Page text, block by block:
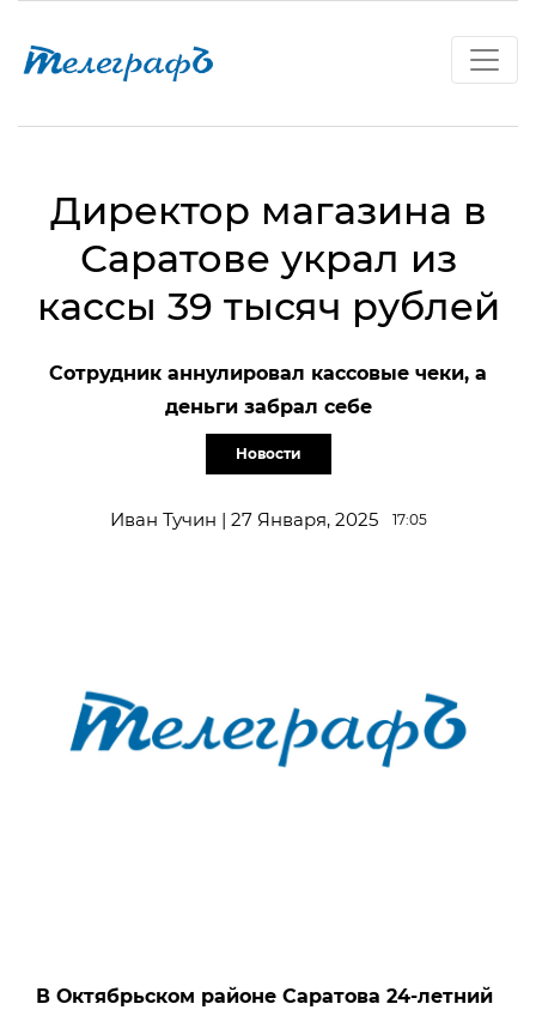
Директор магазина в
Саратове украл из
кассы 39 тысяч рублей
Сотрудник аннулировал кассовые чеки, а
деньги забрал себе
Новости
Иван Тучин | 27 Января, 2025 17:05
В Октябрьском районе Саратова 24-летний